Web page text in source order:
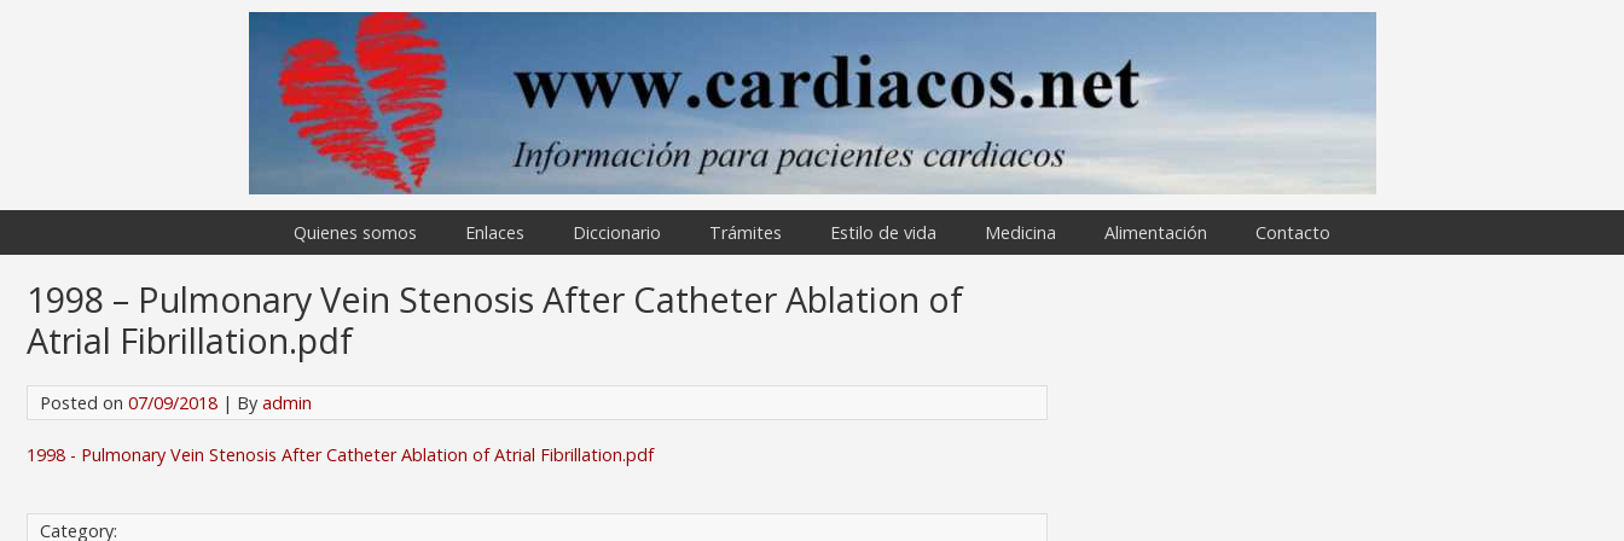
Quienes somos Enlaces Diccionario Trámites Estilo de vida Medicina Alimentación Contacto
1998 – Pulmonary Vein Stenosis After Catheter Ablation of
Atrial Fibrillation.pdf
Posted on 07/09/2018 | By admin
1998 - Pulmonary Vein Stenosis After Catheter Ablation of Atrial Fibrillation.pdf
Category: